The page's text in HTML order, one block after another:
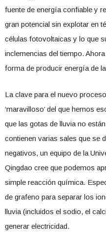
fuente de energía confiable y
gran potencial sin explotar en
células fotovoltaicas y lo que
inclemencias del tiempo.
forma de producir energía de
La clave para el nuevo
‘maravilloso’ del que hemos
que las gotas de lluvia no
contienen varias sales que se
negativos, un equipo de la
Qingdao cree que podemos
simple reacción química.
de grafeno para separar los
lluvia (incluidos el sodio, el
generar electricidad.